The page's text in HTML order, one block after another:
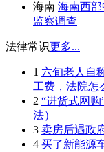
海南 海南西
监察调查
法律常识更多...
1 六旬老人自
工费，法院怎
2 “进货式网
法）
3 卖房后遇政
4 买了新能源